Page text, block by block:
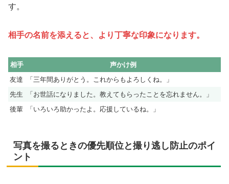
す。
相手の名前を添えると、より丁寧な印象になります。
相手
声かけ例
友達
「三年間ありがとう。これからもよろしくね。」
先生
「お世話になりました。教えてもらったことを忘れません。」
後輩
「いろいろ助かったよ。応援しているね。」
写真を撮るときの優先順位と撮り逃し防止のポイ
ント